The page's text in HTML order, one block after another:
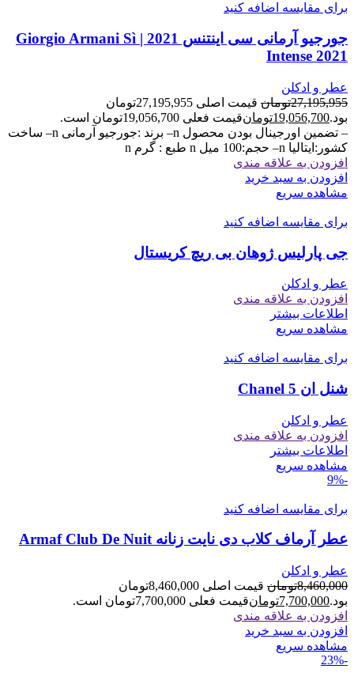
برای مقایسه اضافه کنید
جورجیو آرمانی سی اینتنس 2021 | Giorgio Armani Sì
Intense 2021
عطر و ادکلن
27,195,955تومان
قیمت اصلی 27,195,955تومان
بود.19,056,700تومانقیمت فعلی 19,056,700تومان است.
– تضمین اورجینال بودن محصول n– برند :جورجیو آرمانی n– ساخت
کشور:ایتالیا n– حجم:100 میل n طبع : گرم n
افزودن به علاقه مندی
افزودن به سبد خرید
مشاهده سریع
برای مقایسه اضافه کنید
جی پارلیس ژوهان بی ریچ کریستال
عطر و ادکلن
افزودن به علاقه مندی
اطلاعات بیشتر
مشاهده سریع
برای مقایسه اضافه کنید
شنل ان 5 Chanel
عطر و ادکلن
افزودن به علاقه مندی
اطلاعات بیشتر
مشاهده سریع
-9%
برای مقایسه اضافه کنید
عطر آرماف کلاب دی نایت زنانه Armaf Club De Nuit
عطر و ادکلن
8,460,000تومان
قیمت اصلی 8,460,000تومان
بود.7,700,000تومانقیمت فعلی 7,700,000تومان است.
افزودن به علاقه مندی
افزودن به سبد خرید
مشاهده سریع
-23%